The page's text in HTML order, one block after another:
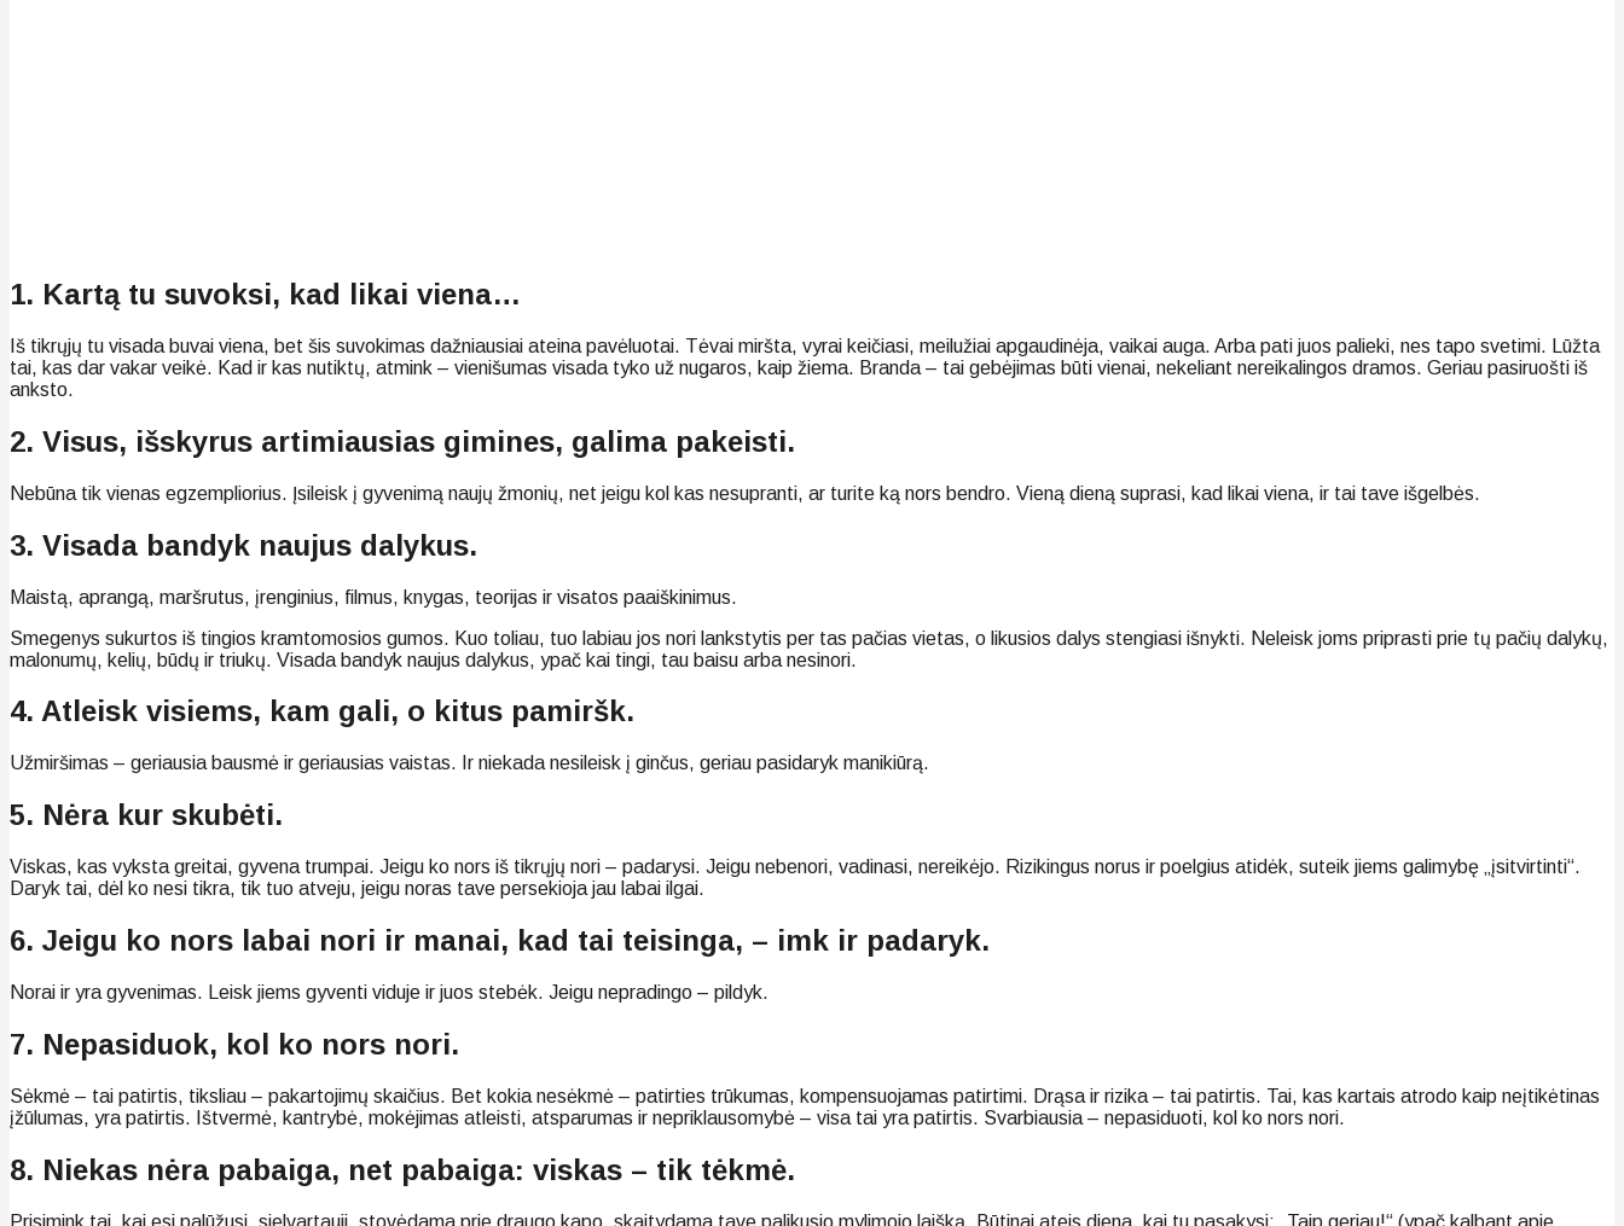
1. Kartą tu suvoksi, kad likai viena…
Iš tikrųjų tu visada buvai viena, bet šis suvokimas dažniausiai ateina pavėluotai. Tėvai miršta, vyrai keičiasi, meilužiai apgaudinėja, vaikai auga. Arba pati juos palieki, nes tapo svetimi. Lūžta
tai, kas dar vakar veikė. Kad ir kas nutiktų, atmink – vienišumas visada tyko už nugaros, kaip žiema. Branda – tai gebėjimas būti vienai, nekeliant nereikalingos dramos. Geriau pasiruošti iš
anksto.
2. Visus, išskyrus artimiausias gimines, galima pakeisti.
Nebūna tik vienas egzempliorius. Įsileisk į gyvenimą naujų žmonių, net jeigu kol kas nesupranti, ar turite ką nors bendro. Vieną dieną suprasi, kad likai viena, ir tai tave išgelbės.
3. Visada bandyk naujus dalykus.
Maistą, aprangą, maršrutus, įrenginius, filmus, knygas, teorijas ir visatos paaiškinimus.
Smegenys sukurtos iš tingios kramtomosios gumos. Kuo toliau, tuo labiau jos nori lankstytis per tas pačias vietas, o likusios dalys stengiasi išnykti. Neleisk joms priprasti prie tų pačių dalykų,
malonumų, kelių, būdų ir triukų. Visada bandyk naujus dalykus, ypač kai tingi, tau baisu arba nesinori.
4. Atleisk visiems, kam gali, o kitus pamiršk.
Užmiršimas – geriausia bausmė ir geriausias vaistas. Ir niekada nesileisk į ginčus, geriau pasidaryk manikiūrą.
5. Nėra kur skubėti.
Viskas, kas vyksta greitai, gyvena trumpai. Jeigu ko nors iš tikrųjų nori – padarysi. Jeigu nebenori, vadinasi, nereikėjo. Rizikingus norus ir poelgius atidėk, suteik jiems galimybę „įsitvirtinti“.
Daryk tai, dėl ko nesi tikra, tik tuo atveju, jeigu noras tave persekioja jau labai ilgai.
6. Jeigu ko nors labai nori ir manai, kad tai teisinga, – imk ir padaryk.
Norai ir yra gyvenimas. Leisk jiems gyventi viduje ir juos stebėk. Jeigu nepradingo – pildyk.
7. Nepasiduok, kol ko nors nori.
Sėkmė – tai patirtis, tiksliau – pakartojimų skaičius. Bet kokia nesėkmė – patirties trūkumas, kompensuojamas patirtimi. Drąsa ir rizika – tai patirtis. Tai, kas kartais atrodo kaip neįtikėtinas
įžūlumas, yra patirtis. Ištvermė, kantrybė, mokėjimas atleisti, atsparumas ir nepriklausomybė – visa tai yra patirtis. Svarbiausia – nepasiduoti, kol ko nors nori.
8. Niekas nėra pabaiga, net pabaiga: viskas – tik tėkmė.
Prisimink tai, kai esi palūžusi, sielvartauji, stovėdama prie draugo kapo, skaitydama tave palikusio mylimojo laišką. Būtinai ateis diena, kai tu pasakysi: „Taip geriau!“ (ypač kalbant apie